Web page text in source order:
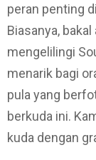
peran penting
Biasanya,
mengelilingi
menarik bagi
pula yang
berkuda ini.
kuda dengan